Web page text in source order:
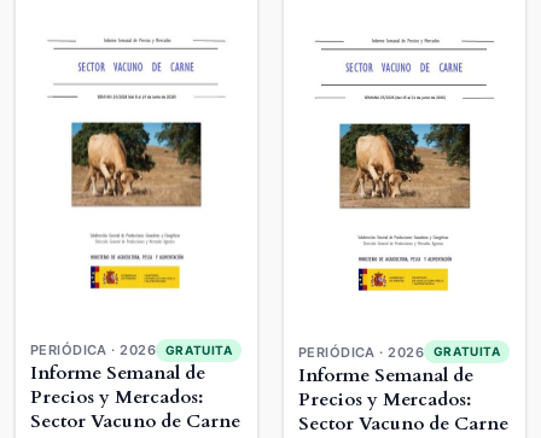
PERIÓDICA · 2026 GRATUITA
Informe Semanal de
Precios y Mercados:
Sector Vacuno de Carne
PERIÓDICA · 2026 GRATUITA
Informe Semanal de
Precios y Mercados:
Sector Vacuno de Carne